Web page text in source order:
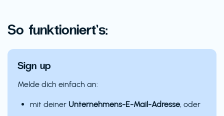
So funktioniert’s:
Sign up
Melde dich einfach an:
mit deiner Unternehmens-E-Mail-Adresse, oder